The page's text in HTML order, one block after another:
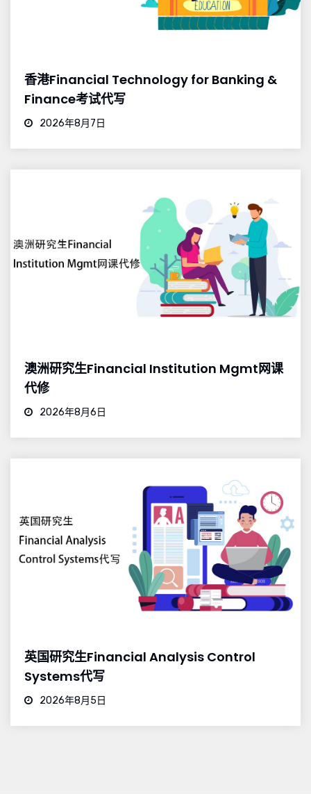
香港Financial Technology for Banking &
Finance考试代写
2026年8月7日
澳洲研究生Financial Institution Mgmt网课
代修
2026年8月6日
英国研究生Financial Analysis Control
Systems代写
2026年8月5日